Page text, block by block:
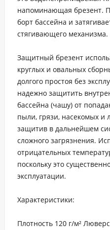
напоминающая брезент.
борт бассейна и
стягивающего механизма.
Защитный брезент
круглых и овальных
долгого простоя без
надежно защитить
бассейна (чашу) от
пыли, грязи, насекомых и
защитив в дальнейшем
сложного загрязнения.
отрицательных
поскольку это
эксплуатации.
Характеристики:
Плотность 120 г/м²